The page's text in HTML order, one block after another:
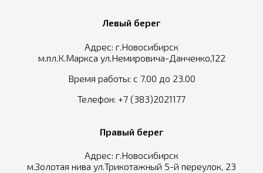
Левый берег
Адрес: г.Новосибирск
м.пл.К.Маркса ул.Немировича-Данченко,122
Время работы: с 7.00 до 23.00
Телефон: +7 (383)2021177
Правый берег
Адрес: г.Новосибирск
м.Золотая нива ул.Трикотажный 5-й переулок, 23